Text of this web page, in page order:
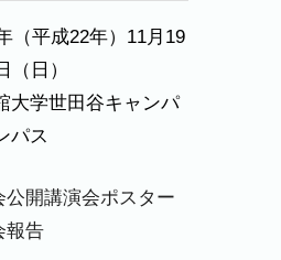
（平成22年）11月19
（日）
学世田谷キャンパ
パス
公開講演会ポスター
報告